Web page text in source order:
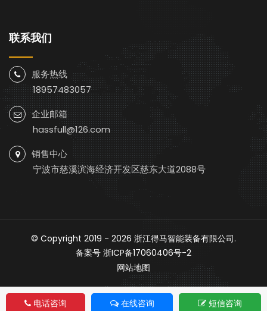
联系我们
服务热线
18957483057
企业邮箱
hassfull@126.com
销售中心
宁波市慈溪滨海经济开发区慈东大道2088号
© Copyright 2019 - 2026 浙江得马智能装备有限公司.
备案号 浙ICP备17060406号-2
网站地图
电话咨询 在线咨询 短信咨询